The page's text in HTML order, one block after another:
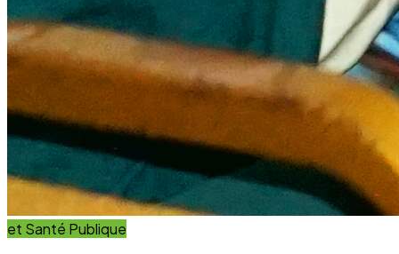
et Santé Publique